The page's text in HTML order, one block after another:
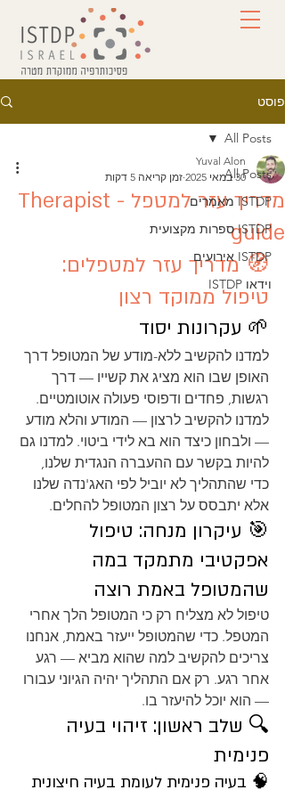
פוסט
All Posts
ISTDP מאמרים
ISTDP ספרות מקצועית
ISTDP אירועים
וידאו ISTDP
All Posts
מדריך עזר למטפל - Therapist
guide
Yuval Alon
30 במאי 2025
זמן קריאה 5 דקות
🧭 מדריך עזר למטפלים:
טיפול ממוקד רצון
🌱 עקרונות יסוד
למדנו להקשיב ללא-מודע של המטופל דרך
האופן שבו הוא מציג את קשייו — דרך
רגשות, פחדים ודפוסי פעולה אוטומטיים.
למדנו להקשיב לרצון — המודע והלא מודע
— ולבחון כיצד הוא בא לידי ביטוי. למדנו גם
להיות בקשר עם ההעברה הנגדית שלנו,
כדי שהתהליך לא יוביל לפי האג'נדה שלנו
אלא יתבסס על רצון המטופל להחלים.
🎯 עיקרון מנחה: טיפול
אפקטיבי מתמקד במה
שהמטופל באמת רוצה
טיפול לא מצליח רק כי המטופל הלך אחרי
המטפל. כדי שהמטופל ייעזר באמת, אנחנו
צריכים להקשיב למה שהוא מביא — רגע
אחר רגע. רק אם התהליך יהיה הגיוני עבורו
— הוא יוכל להיעזר בו.
🔍 שלב ראשון: זיהוי בעיה
פנימית
🧠 בעיה פנימית לעומת בעיה חיצונית